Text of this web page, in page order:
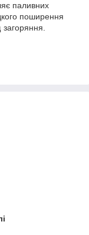
паливних
поширення
загоряння.